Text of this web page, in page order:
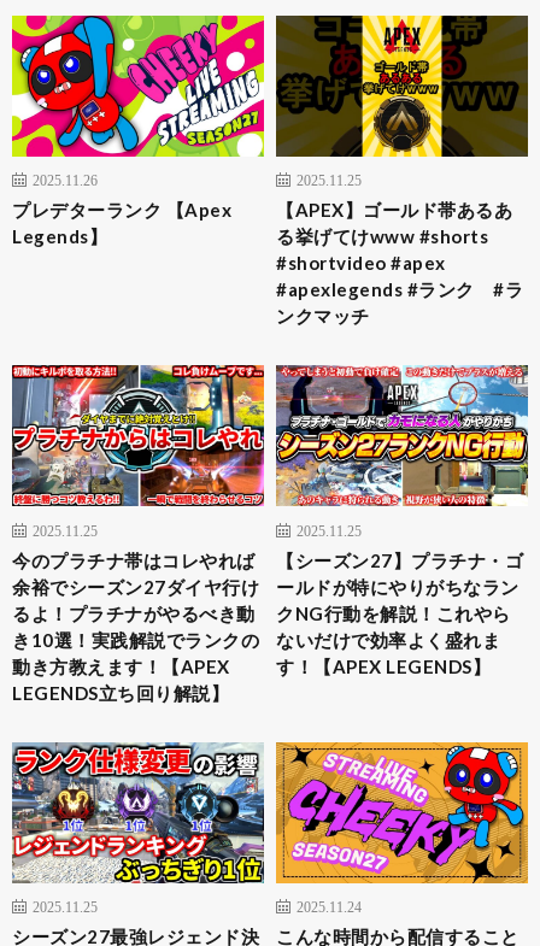
2025.11.26
プレデターランク 【Apex
Legends】
2025.11.25
【APEX】ゴールド帯あるあ
る挙げてけwww #shorts
#shortvideo #apex
#apexlegends #ランク #ラ
ンクマッチ
2025.11.25
今のプラチナ帯はコレやれば
余裕でシーズン27ダイヤ行け
るよ！プラチナがやるべき動
き10選！実践解説でランクの
動き方教えます！【APEX
LEGENDS立ち回り解説】
2025.11.25
【シーズン27】プラチナ・ゴ
ールドが特にやりがちなラン
クNG行動を解説！これやら
ないだけで効率よく盛れま
す！【APEX LEGENDS】
2025.11.25
シーズン27最強レジェンド決
2025.11.24
こんな時間から配信すること